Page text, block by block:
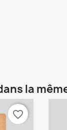
la
favorite_border